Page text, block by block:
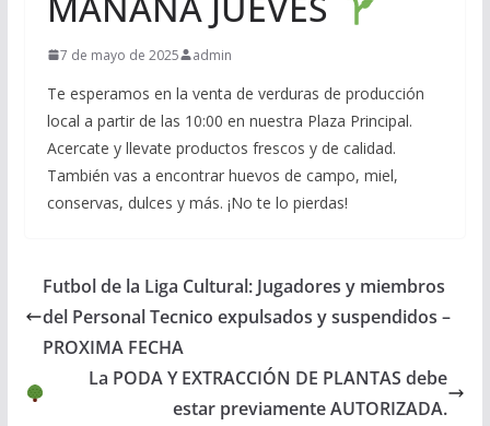
7 de mayo de 2025 admin
Te esperamos en la venta de verduras de producción
local a partir de las 10:00 en nuestra Plaza Principal.
Acercate y llevate productos frescos y de calidad.
También vas a encontrar huevos de campo, miel,
conservas, dulces y más. ¡No te lo pierdas!
Futbol de la Liga Cultural: Jugadores y miembros
del Personal Tecnico expulsados y suspendidos –
PROXIMA FECHA
La PODA Y EXTRACCIÓN DE PLANTAS debe
estar previamente AUTORIZADA.